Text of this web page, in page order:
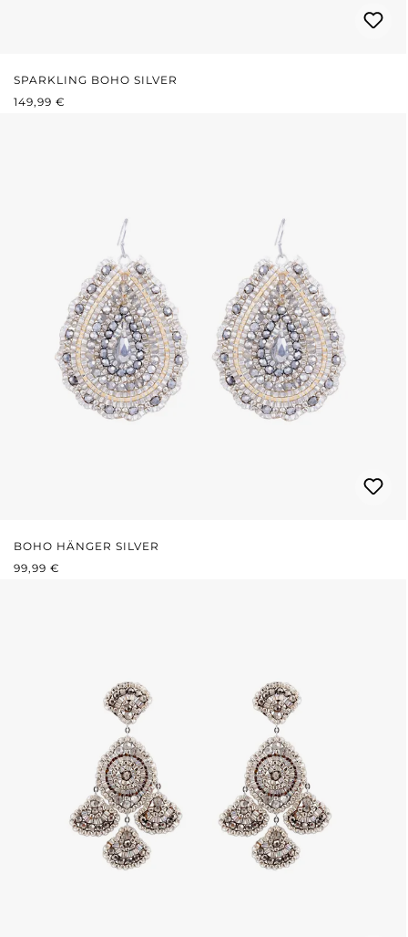
SPARKLING BOHO SILVER
REGULÄRER PREIS:
149,99 €
BOHO HÄNGER SILVER
REGULÄRER PREIS:
99,99 €